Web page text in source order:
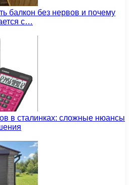
балкон без нервов и почему
с…
в сталинках: сложные нюансы